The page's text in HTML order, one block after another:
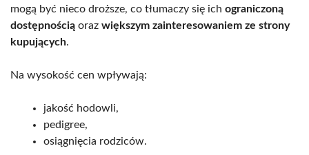
mogą być nieco droższe, co tłumaczy się ich ograniczoną
dostępnością oraz większym zainteresowaniem ze strony
kupujących.
Na wysokość cen wpływają:
jakość hodowli,
pedigree,
osiągnięcia rodziców.